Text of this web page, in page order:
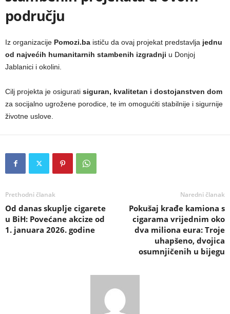
području
Iz organizacije Pomozi.ba ističu da ovaj projekat predstavlja jednu
od najvećih humanitarnih stambenih izgradnji u Donjoj
Jablanici i okolini.
Cilj projekta je osigurati siguran, kvalitetan i dostojanstven dom
za socijalno ugrožene porodice, te im omogućiti stabilnije i sigurnije
životne uslove.
Prethodni članak
Od danas skuplje cigarete
u BiH: Povećane akcize od
1. januara 2026. godine
Naredni članak
Pokušaj krađe kamiona s
cigarama vrijednim oko
dva miliona eura: Troje
uhapšeno, dvojica
osumnjičenih u bijegu